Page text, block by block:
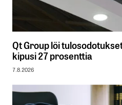
Qt Group löi
kipusi 27 prosenttia
7.8.2026